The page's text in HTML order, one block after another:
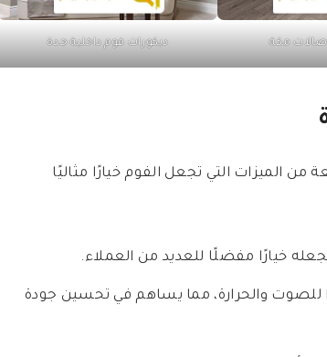
مكة ديكورات فوم داخلية جدة
الميزات التي تجعل الفوم خيارًا مثاليًا
خيارًا مفضلًا للعديد من العملاء.
للصوت والحرارة، مما يساهم في تحسين جودة